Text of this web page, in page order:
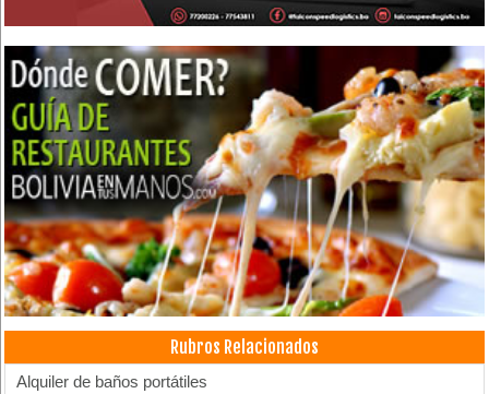
Rubros Relacionados
Alquiler de baños portátiles